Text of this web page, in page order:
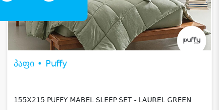
პაფი • Puffy
155X215 PUFFY MABEL SLEEP SET - LAUREL GREEN